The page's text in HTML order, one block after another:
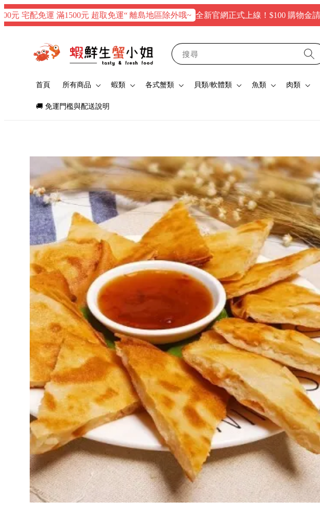
配免運 滿1500元 超取免運“ 離島地區除外哦~ 全新官網正式上線！$100 購物金請您收下
搜尋
首頁 所有商品 蝦類 各式蟹類 貝類/軟體類 魚類 肉類
🚚 免運門檻與配送說明